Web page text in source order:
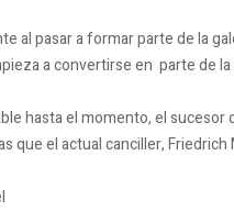
al pasar a formar parte de la
a convertirse en parte de
hasta el momento, el sucesor
que el actual canciller,